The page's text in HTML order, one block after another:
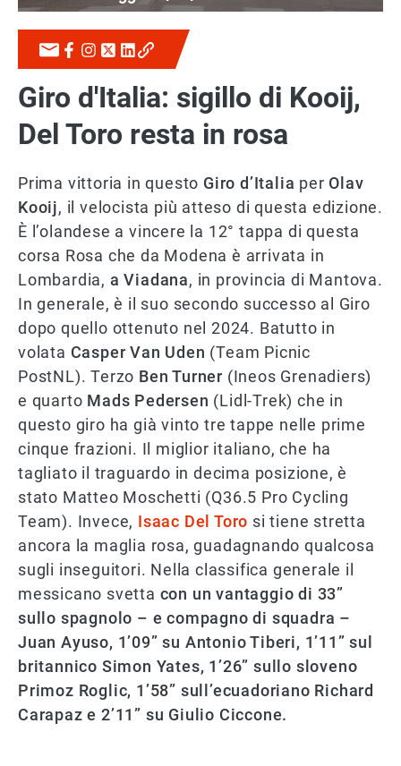
Giro d'Italia: sigillo di Kooij,
Del Toro resta in rosa
Prima vittoria in questo Giro d’Italia per Olav
Kooij, il velocista più atteso di questa edizione.
È l’olandese a vincere la 12° tappa di questa
corsa Rosa che da Modena è arrivata in
Lombardia, a Viadana, in provincia di Mantova.
In generale, è il suo secondo successo al Giro
dopo quello ottenuto nel 2024. Batutto in
volata Casper Van Uden (Team Picnic
PostNL). Terzo Ben Turner (Ineos Grenadiers)
e quarto Mads Pedersen (Lidl-Trek) che in
questo giro ha già vinto tre tappe nelle prime
cinque frazioni. Il miglior italiano, che ha
tagliato il traguardo in decima posizione, è
stato Matteo Moschetti (Q36.5 Pro Cycling
Team). Invece, Isaac Del Toro si tiene stretta
ancora la maglia rosa, guadagnando qualcosa
sugli inseguitori. Nella classifica generale il
messicano svetta con un vantaggio di 33”
sullo spagnolo – e compagno di squadra –
Juan Ayuso, 1’09” su Antonio Tiberi, 1’11” sul
britannico Simon Yates, 1’26” sullo sloveno
Primoz Roglic, 1’58” sull’ecuadoriano Richard
Carapaz e 2’11” su Giulio Ciccone.